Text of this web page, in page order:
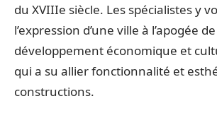
du XVIIIe siècle. Les spécialistes y
l’expression d’une ville à l’apogée
développement économique et
qui a su allier fonctionnalité et
constructions.